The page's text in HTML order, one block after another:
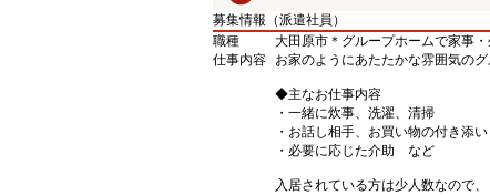
募集情報（派遣社員）
職種
大田原市＊グループホームで家事
仕事内容
お家のようにあたたかな雰囲気の
◆主なお仕事内容
・一緒に炊事、洗濯、清掃
・お話し相手、お買い物の付き添い
・必要に応じた介助 など
入居されている方は少人数なので、